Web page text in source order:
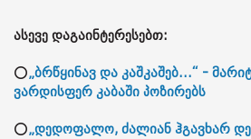
ასევე დაგაინტერესებთ:
⭕„ბრწყინავ და კაშკაშებ...“ -
ვარდისფერ კაბაში პოზირებს
⭕„დედოფალო, ძალიან ჰგავხარ